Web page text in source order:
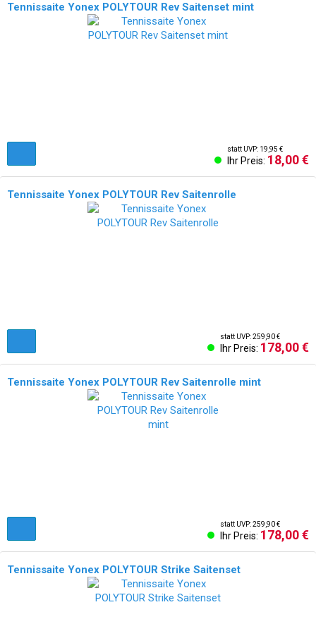
Tennissaite Yonex POLYTOUR Rev Saitenset mint
statt UVP: 19,95 €
Ihr Preis: 18,00 €
Tennissaite Yonex POLYTOUR Rev Saitenrolle
statt UVP: 259,90 €
Ihr Preis: 178,00 €
Tennissaite Yonex POLYTOUR Rev Saitenrolle mint
statt UVP: 259,90 €
Ihr Preis: 178,00 €
Tennissaite Yonex POLYTOUR Strike Saitenset